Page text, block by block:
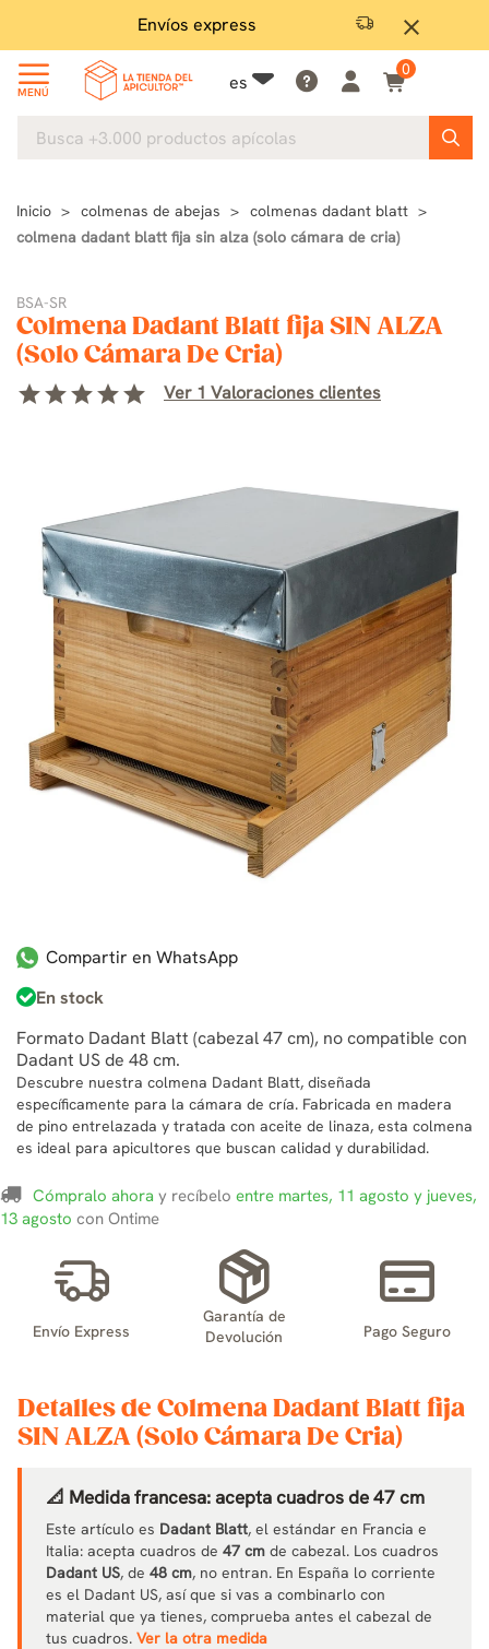
close
Envíos express
MENÚ es
0
Inicio colmenas de abejas
colmenas dadant blatt
colmena dadant blatt fija sin alza (solo cámara de cria)
BSA-SR
Colmena Dadant Blatt fija SIN ALZA
(Solo Cámara De Cria)
starstarstarstarstar Ver 1 Valoraciones clientes
Compartir en WhatsApp
En stock
Formato Dadant Blatt (cabezal 47 cm), no compatible con
Dadant US de 48 cm.
Descubre nuestra colmena Dadant Blatt, diseñada
específicamente para la cámara de cría. Fabricada en madera
de pino entrelazada y tratada con aceite de linaza, esta colmena
es ideal para apicultores que buscan calidad y durabilidad.
Cómpralo ahora y recíbelo entre martes, 11 agosto y jueves,
13 agosto con Ontime
Envío Express
Garantía de
Devolución
Pago Seguro
Detalles de Colmena Dadant Blatt fija
SIN ALZA (Solo Cámara De Cria)
📐 Medida francesa: acepta cuadros de 47 cm
Este artículo es Dadant Blatt, el estándar en Francia e
Italia: acepta cuadros de 47 cm de cabezal. Los cuadros
Dadant US, de 48 cm, no entran. En España lo corriente
es el Dadant US, así que si vas a combinarlo con
material que ya tienes, comprueba antes el cabezal de
tus cuadros. Ver la otra medida